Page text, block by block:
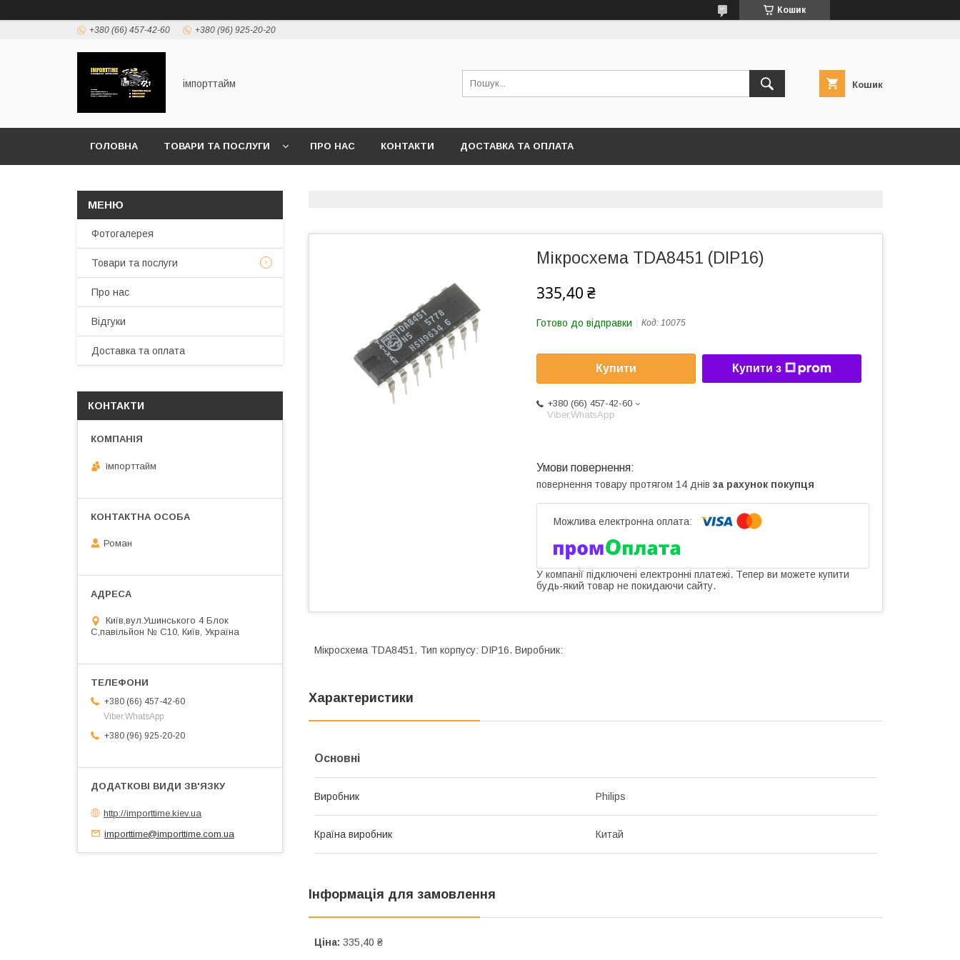
Кошик
+380 (66) 457-42-60 +380 (96) 925-20-20
імпорттайм Кошик
ГОЛОВНА ТОВАРИ ТА ПОСЛУГИ ПРО НАС КОНТАКТИ ДОСТАВКА ТА ОПЛАТА
Мікросхема TDA8451 (DIP16)
335,40 ₴
Готово до відправки Код: 10075
Купити Купити з
+380 (66) 457-42-60
Viber,WhatsApp
повернення товару протягом 14 днів за рахунок покупця
У компанії підключені електронні платежі. Тепер ви можете купити
будь-який товар не покидаючи сайту.
Мікросхема TDA8451. Тип корпусу: DIP16. Виробник:
Характеристики
Основні
Виробник Philips
Країна виробник Китай
Інформація для замовлення
Ціна: 335,40 ₴
Фотогалерея
Товари та послуги
Про нас
Відгуки
Доставка та оплата
КОНТАКТИ
імпорттайм
Роман
Київ,вул.Ушинського 4 Блок
С,павільйон № С10, Київ, Україна
+380 (66) 457-42-60
Viber,WhatsApp
+380 (96) 925-20-20
http://importtime.kiev.ua
importtime@importtime.com.ua